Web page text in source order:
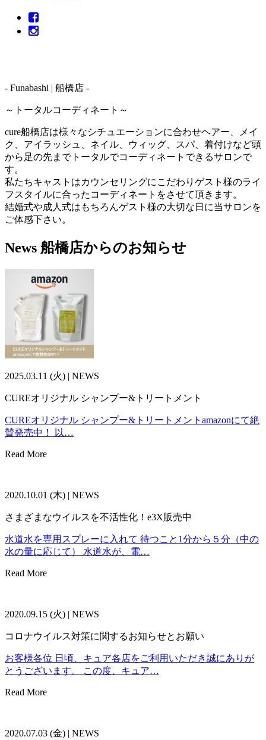
- Funabashi | 船橋店 -
～トータルコーディネート～
cure船橋店は様々なシチュエーションに合わせヘアー、メイ
ク、アイラッシュ、ネイル、ウィッグ、スパ、着付けなど頭
から足の先までトータルでコーディネートできるサロンで
す。
私たちキャストはカウンセリングにこだわりゲスト様のライ
フスタイルに合ったコーディネートをさせて頂きます。
結婚式や成人式はもちろんゲスト様の大切な日に当サロンを
ご体感下さい。
News 船橋店からのお知らせ
2025.03.11 (火) | NEWS
CUREオリジナル シャンプー&トリートメント
CUREオリジナル シャンプー&トリートメントamazonにて絶
賛発売中！ 以…
Read More
2020.10.01 (木) | NEWS
さまざまなウイルスを不活性化！e3X販売中
水道水を専用スプレーに入れて 待つこと1分から５分（中の
水の量に応じて） 水道水が、電…
Read More
2020.09.15 (火) | NEWS
コロナウイルス対策に関するお知らせとお願い
お客様各位 日頃、キュア各店をご利用いただき誠にありが
とうございます。 この度、キュア…
Read More
2020.07.03 (金) | NEWS